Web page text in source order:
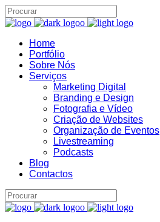
Home
Portfólio
Sobre Nós
Serviços
Marketing Digital
Branding e Design
Fotografia e Vídeo
Criação de Websites
Organização de Eventos
Livestreaming
Podcasts
Blog
Contactos
B22
Assistente IA · Brand22
Online